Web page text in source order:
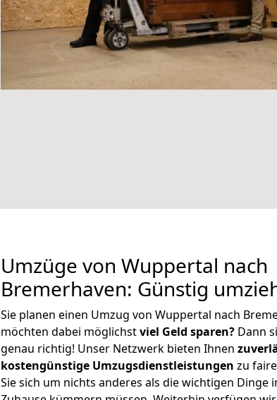
Umzüge von Wuppertal nach
Bremerhaven: Günstig
Sie planen einen Umzug von Wuppertal nach
möchten dabei möglichstviel Geld sparen? Dann
genau richtig! Unser Netzwerk bieten Ihnen
kostengünstige Umzugsdienstleistungen zu
Sie sich um nichts anderes als die wichtigen Dinge